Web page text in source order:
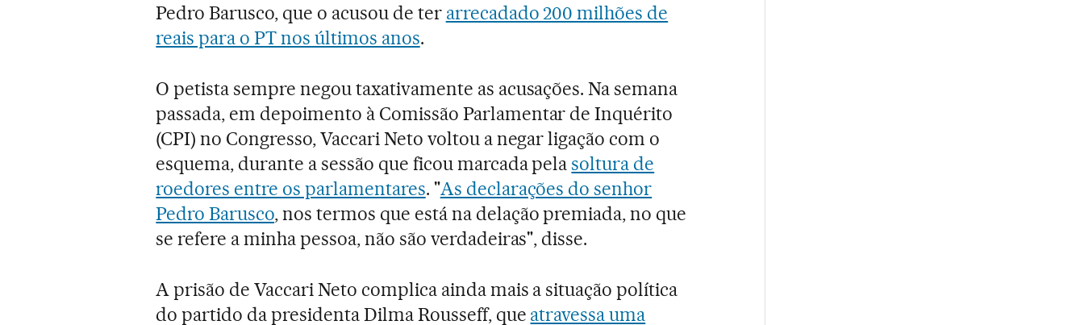
Pedro Barusco, que o acusou de ter arrecadado 200 milhões de
reais para o PT nos últimos anos.
O petista sempre negou taxativamente as acusações. Na semana
passada, em depoimento à Comissão Parlamentar de Inquérito
(CPI) no Congresso, Vaccari Neto voltou a negar ligação com o
esquema, durante a sessão que ficou marcada pelasoltura de
roedores entre os parlamentares. "As declarações do senhor
Pedro Barusco, nos termos que está na delação premiada, no que
se refere a minha pessoa, não são verdadeiras", disse.
A prisão de Vaccari Neto complica ainda mais a situação política
do partido da presidenta Dilma Rousseff, que atravessa uma